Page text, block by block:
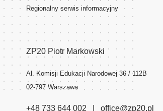
Regionalny serwis informacyjny
ZP20 Piotr Markowski
Al. Komisji Edukacji Narodowej 36 / 112B
02-797 Warszawa
+48 733 644 002 | office@zp20.pl